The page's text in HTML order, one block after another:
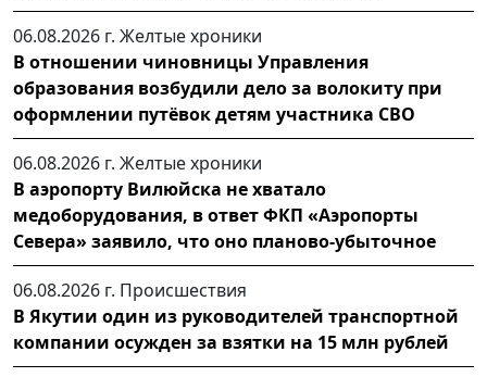
06.08.2026 г. Желтые хроники
В отношении чиновницы Управления
образования возбудили дело за волокиту при
оформлении путёвок детям участника СВО
06.08.2026 г. Желтые хроники
В аэропорту Вилюйска не хватало
медоборудования, в ответ ФКП «Аэропорты
Севера» заявило, что оно планово-убыточное
06.08.2026 г. Происшествия
В Якутии один из руководителей транспортной
компании осужден за взятки на 15 млн рублей